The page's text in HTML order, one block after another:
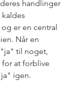
handlinger
og er en central
Når en
til noget,
at forblive
igen.